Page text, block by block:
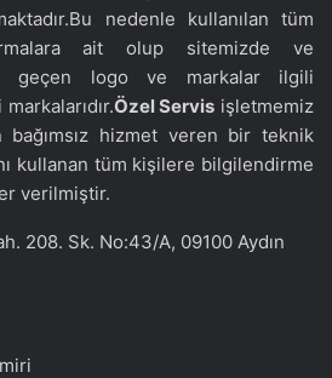
nedenle kullanılan tüm
ait olup sitemizde ve
geçen logo ve markalar ilgili
Özel Servis işletmemiz
bağımsız hizmet veren bir teknik
kullanan tüm kişilere bilgilendirme
verilmiştir.
208. Sk. No:43/A, 09100 Aydın